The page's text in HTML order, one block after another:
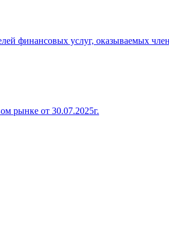
финансовых услуг, оказываемых
рынке от 30.07.2025г.